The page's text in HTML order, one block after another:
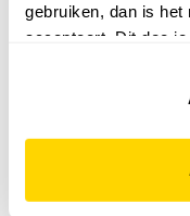
gebruiken, dan is het
accepteert. Dit doe
website niet optimaal